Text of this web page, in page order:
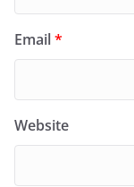
Email*
Website